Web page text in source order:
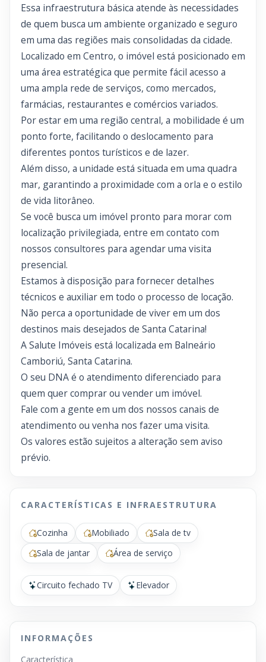
Essa infraestrutura básica atende às necessidades
de quem busca um ambiente organizado e seguro
em uma das regiões mais consolidadas da cidade.
Localizado em Centro, o imóvel está posicionado em
uma área estratégica que permite fácil acesso a
uma ampla rede de serviços, como mercados,
farmácias, restaurantes e comércios variados.
Por estar em uma região central, a mobilidade é um
ponto forte, facilitando o deslocamento para
diferentes pontos turísticos e de lazer.
Além disso, a unidade está situada em uma quadra
mar, garantindo a proximidade com a orla e o estilo
de vida litorâneo.
Se você busca um imóvel pronto para morar com
localização privilegiada, entre em contato com
nossos consultores para agendar uma visita
presencial.
Estamos à disposição para fornecer detalhes
técnicos e auxiliar em todo o processo de locação.
Não perca a oportunidade de viver em um dos
destinos mais desejados de Santa Catarina!
A Salute Imóveis está localizada em Balneário
Camboriú, Santa Catarina.
O seu DNA é o atendimento diferenciado para
quem quer comprar ou vender um imóvel.
Fale com a gente em um dos nossos canais de
atendimento ou venha nos fazer uma visita.
Os valores estão sujeitos a alteração sem aviso
prévio.
CARACTERÍSTICAS E INFRAESTRUTURA
Cozinha Mobiliado
Sala de tv
Sala de jantar
Área de serviço
Circuito fechado TV Elevador
INFORMAÇÕES
Característica